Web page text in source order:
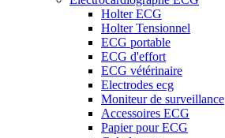
Holter ECG
Holter Tensionnel
ECG portable
ECG d'effort
ECG vétérinaire
Electrodes ecg
Moniteur de surveillance
Accessoires ECG
Papier pour ECG